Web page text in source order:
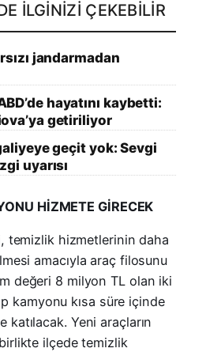
İLGINIZI ÇEKEBILIR
jandarmadan
hayatını kaybetti:
getiriliyor
geçit yok: Sevgi
uyarısı
HİZMETE GİRECEK
temizlik hizmetlerinin daha
amacıyla araç filosunu
değeri 8 milyon TL olan iki
kamyonu kısa süre içinde
katılacak. Yeni araçların
ilçede temizlik